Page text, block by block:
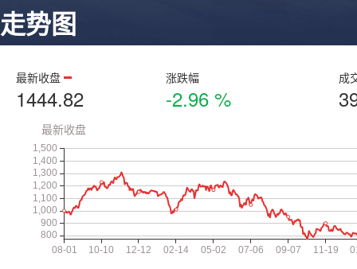
走势图
最新收盘
1444.82
涨跌幅
-2.96 %
成